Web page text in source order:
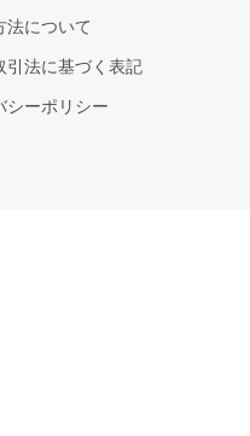
法について
引法に基づく表記
シーポリシー